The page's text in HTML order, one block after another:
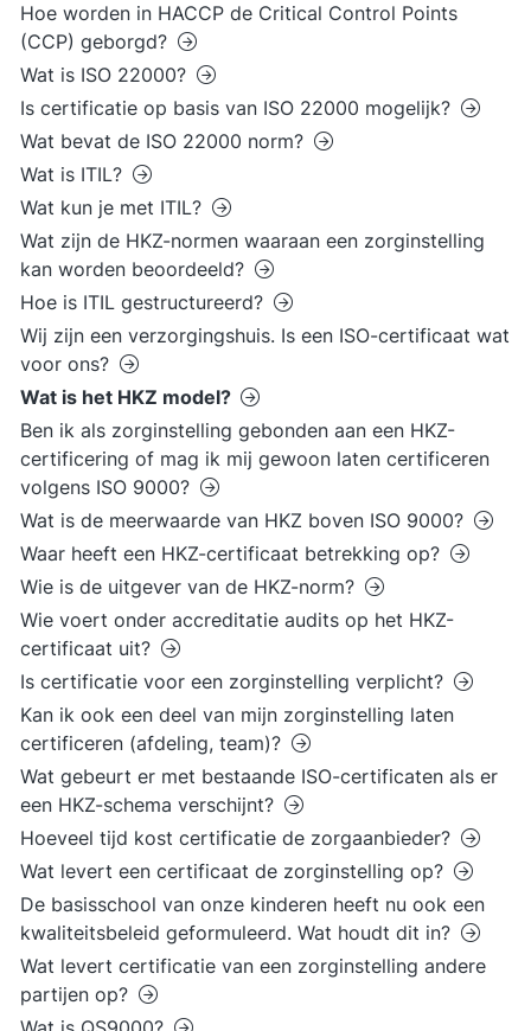
Hoe worden in HACCP de Critical Control Points
(CCP) geborgd?
Wat is ISO 22000?
Is certificatie op basis van ISO 22000 mogelijk?
Wat bevat de ISO 22000 norm?
Wat is ITIL?
Wat kun je met ITIL?
Wat zijn de HKZ-normen waaraan een zorginstelling
kan worden beoordeeld?
Hoe is ITIL gestructureerd?
Wij zijn een verzorgingshuis. Is een ISO-certificaat wat
voor ons?
Wat is het HKZ model?
Ben ik als zorginstelling gebonden aan een HKZ-
certificering of mag ik mij gewoon laten certificeren
volgens ISO 9000?
Wat is de meerwaarde van HKZ boven ISO 9000?
Waar heeft een HKZ-certificaat betrekking op?
Wie is de uitgever van de HKZ-norm?
Wie voert onder accreditatie audits op het HKZ-
certificaat uit?
Is certificatie voor een zorginstelling verplicht?
Kan ik ook een deel van mijn zorginstelling laten
certificeren (afdeling, team)?
Wat gebeurt er met bestaande ISO-certificaten als er
een HKZ-schema verschijnt?
Hoeveel tijd kost certificatie de zorgaanbieder?
Wat levert een certificaat de zorginstelling op?
De basisschool van onze kinderen heeft nu ook een
kwaliteitsbeleid geformuleerd. Wat houdt dit in?
Wat levert certificatie van een zorginstelling andere
partijen op?